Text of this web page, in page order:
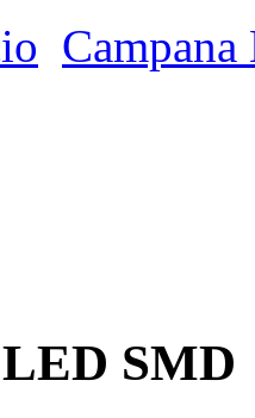
SMD